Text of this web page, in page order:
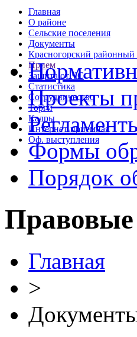
Главная
О районе
Сельские поселения
Документы
Красногорский районный
Прием
Защита от ЧС
Статистика
Сотрудничество
Торги
Кадры
Интернет-приемная
Оф. выступления
Проекты
Формы
Порядок
Главная
>